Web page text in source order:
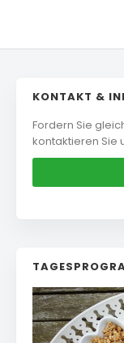
KONTAKT &
Fordern Sie
kontaktieren Sie